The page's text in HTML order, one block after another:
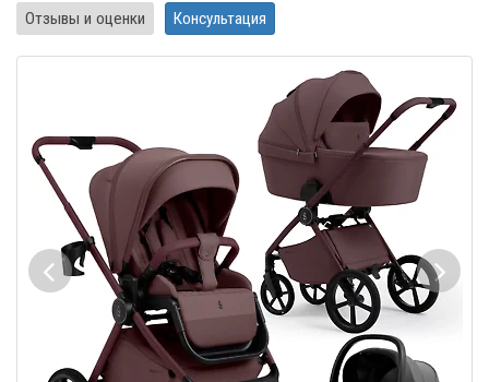
Отзывы и оценки Консультация